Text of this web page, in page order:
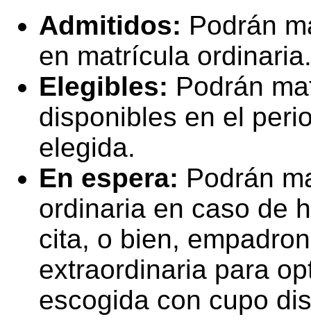
Admitidos: Podrán
en matrícula ordinaria.
Elegibles: Podrán
disponibles en el
elegida.
En espera: Podrán
ordinaria en caso de
cita, o bien,
extraordinaria para
escogida con cupo